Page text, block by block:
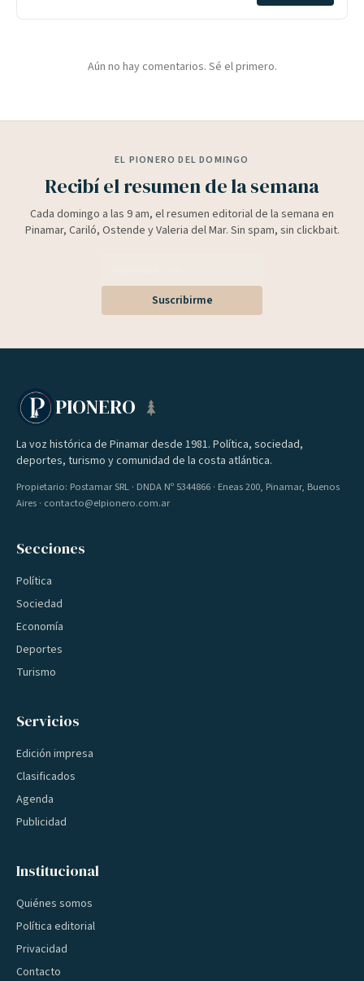
Aún no hay comentarios. Sé el primero.
EL PIONERO DEL DOMINGO
Recibí el resumen de la semana
Cada domingo a las 9 am, el resumen editorial de la semana en
Pinamar, Cariló, Ostende y Valeria del Mar. Sin spam, sin clickbait.
Suscribirme
PIONERO
La voz histórica de Pinamar desde 1981. Política, sociedad,
deportes, turismo y comunidad de la costa atlántica.
Propietario: Postamar SRL · DNDA Nº 5344866 · Eneas 200, Pinamar, Buenos
Aires · contacto@elpionero.com.ar
Secciones
Política
Sociedad
Economía
Deportes
Turismo
Servicios
Edición impresa
Clasificados
Agenda
Publicidad
Institucional
Quiénes somos
Política editorial
Privacidad
Contacto